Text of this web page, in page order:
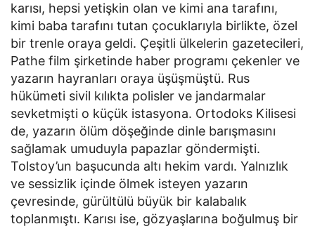
karısı, hepsi yetişkin olan ve kimi ana tarafını,
kimi baba tarafını tutan çocuklarıyla birlikte, özel
bir trenle oraya geldi. Çeşitli ülkelerin gazetecileri,
Pathe film şirketinde haber programı çekenler ve
yazarın hayranları oraya üşüşmüştü. Rus
hükümeti sivil kılıkta polisler ve jandarmalar
sevketmişti o küçük istasyona. Ortodoks Kilisesi
de, yazarın ölüm döşeğinde dinle barışmasını
sağlamak umuduyla papazlar göndermişti.
Tolstoy’un başucunda altı hekim vardı. Yalnızlık
ve sessizlik içinde ölmek isteyen yazarın
çevresinde, gürültülü büyük bir kalabalık
toplanmıştı. Karısı ise, gözyaşlarına boğulmuş bir